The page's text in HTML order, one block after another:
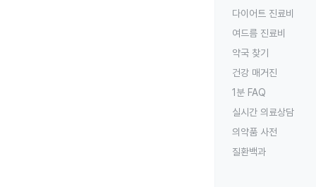
다이어트 진료비
여드름 진료비
약국 찾기
건강 매거진
1분 FAQ
실시간 의료상담
의약품 사전
질환백과